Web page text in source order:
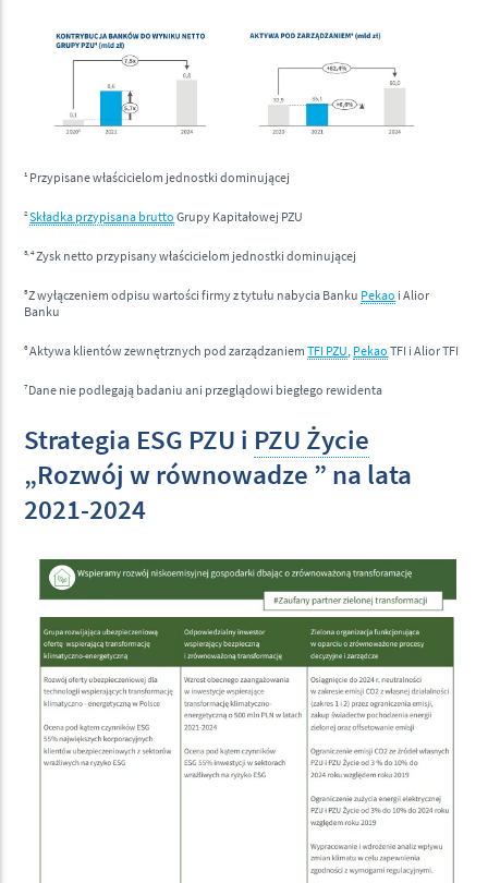
1 Przypisane właścicielom jednostki dominującej
2 Składka przypisana brutto Grupy Kapitałowej PZU
3, 4Zysk netto przypisany właścicielom jednostki dominującej
5Z wyłączeniem odpisu wartości firmy z tytułu nabycia Banku Pekao i Alior
Banku
6Aktywa klientów zewnętrznych pod zarządzaniemTFI PZU Pekao TFI i Alior TFI
7Dane nie podlegają badaniu ani przeglądowi biegłego rewidenta
Strategia ESG PZU i PZU Życie
„Rozwój w równowadze ” na lata
2021-2024